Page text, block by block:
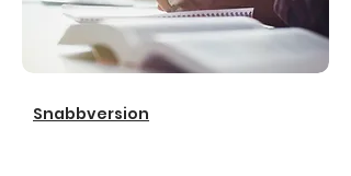
Snabbversion